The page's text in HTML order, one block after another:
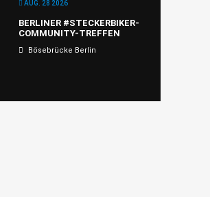
AUG. 28 2026
BERLINER #STECKERBIKER-
COMMUNITY-TREFFEN
Bösebrücke Berlin